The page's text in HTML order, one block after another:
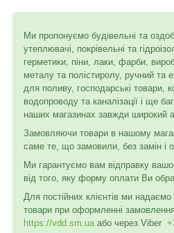
Ми пропонуємо будівельні та
утеплювачі, покрівельні та
герметики, піни, лаки, фарби,
металу та полістиролу, ручний та
для поливу, господарські товари,
водопроводу та каналізації і ще
наших магазинах завжди широкий
Замовляючи товари в нашому
саме те, що замовили, без замін і
Ми гарантуємо вам відправку
від того, яку форму оплати Ви
Для постійних клієнтів ми
товари при оформленні
https://vdd.sm.ua або через Viber